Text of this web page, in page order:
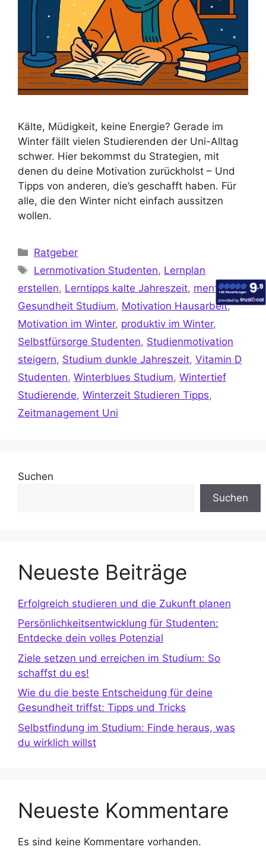
Kälte, Müdigkeit, keine Energie? Gerade im
Winter fällt vielen Studierenden der Uni-Alltag
schwer. Hier bekommst du Strategien, mit
denen du deine Motivation zurückholst – Und
Tipps von anderen, die’s geschafft haben. Für
alle, die den Winter nicht einfach aussitzen
wollen.
Ratgeber
Lernmotivation Studenten, Lernplan
erstellen, Lerntipps kalte Jahreszeit, mentale
Gesundheit Studium, Motivation Hausarbeit,
Motivation im Winter, produktiv im Winter,
Selbstfürsorge Studenten, Studienmotivation
steigern, Studium dunkle Jahreszeit, Vitamin D
Studenten, Winterblues Studium, Wintertief
Studierende, Winterzeit Studieren Tipps,
Zeitmanagement Uni
Suchen
Suchen
Neueste Beiträge
Erfolgreich studieren und die Zukunft planen
Persönlichkeitsentwicklung für Studenten:
Entdecke dein volles Potenzial
Ziele setzen und erreichen im Studium: So
schaffst du es!
Wie du die beste Entscheidung für deine
Gesundheit triffst: Tipps und Tricks
Selbstfindung im Studium: Finde heraus, was
du wirklich willst
Neueste Kommentare
Es sind keine Kommentare vorhanden.